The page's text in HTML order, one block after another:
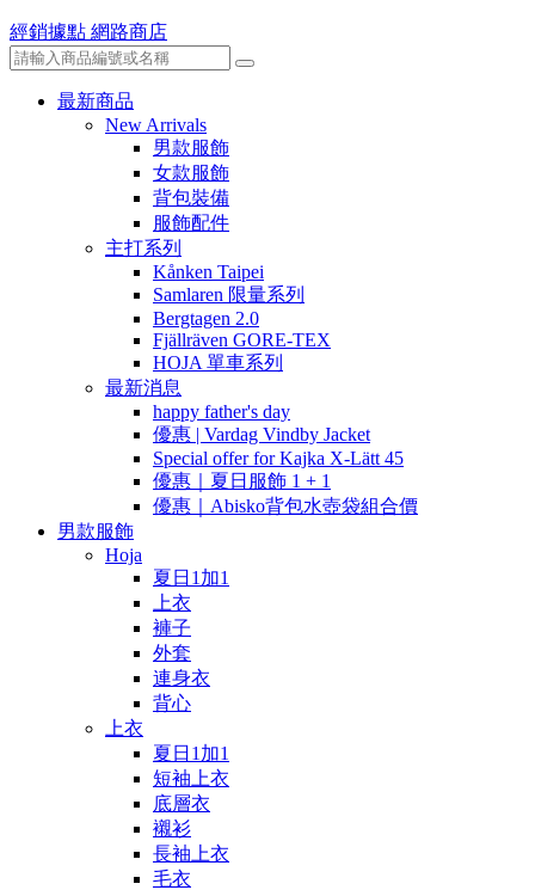
經銷據點 網路商店
最新商品
New Arrivals
男款服飾
女款服飾
背包裝備
服飾配件
主打系列
Kånken Taipei
Samlaren 限量系列
Bergtagen 2.0
Fjällräven GORE-TEX
HOJA 單車系列
最新消息
happy father's day
優惠 | Vardag Vindby Jacket
Special offer for Kajka X-Lätt 45
優惠｜夏日服飾 1 + 1
優惠｜Abisko背包水壺袋組合價
男款服飾
Hoja
夏日1加1
上衣
褲子
外套
連身衣
背心
上衣
夏日1加1
短袖上衣
底層衣
襯衫
長袖上衣
毛衣